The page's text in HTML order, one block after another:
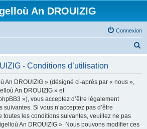
An DROUIZIG
Connexion
- Conditions d’utilisation
An DROUIZIG » (désigné ci-après par « nous »,
An DROUIZIG » et
»), vous acceptez d’être légalement
Si vous n’acceptez pas d’être
toutes les conditions suivantes, veuillez ne pas
An DROUIZIG ». Nous pouvons modifier ces